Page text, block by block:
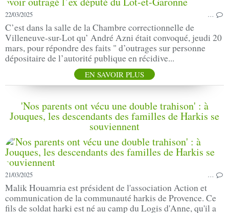
22/03/2025 …
C’est dans la salle de la Chambre correctionnelle de
Villeneuve-sur-Lot qu’ André Azni était convoqué, jeudi 20
mars, pour répondre des faits " d’outrages sur personne
dépositaire de l’autorité publique en récidive...
EN SAVOIR PLUS
'Nos parents ont vécu une double trahison' : à
Jouques, les descendants des familles de Harkis se
souviennent
21/03/2025 …
Malik Houamria est président de l'association Action et
communication de la communauté harkis de Provence. Ce
fils de soldat harki est né au camp du Logis d'Anne, qu'il a